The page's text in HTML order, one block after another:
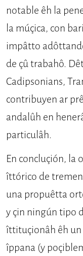
notable êh la
la múçica, con
impâtto
de çû trabahô.
Ca­dipsonians,
contribuyen ar
andalûh en
particulâh.
En concluçión, la
îttórico de
una propuêtta
y çin ningún tipo
îttituçionâh êh un
îppana (y